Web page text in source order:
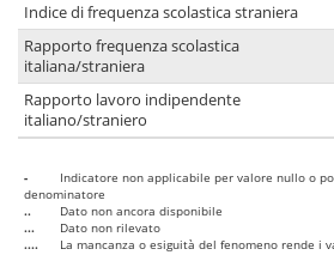
Indice di frequenza scolastica straniera
Rapporto frequenza scolastica
italiana/straniera
Rapporto lavoro indipendente
italiano/straniero
-
Indicatore non applicabile per valore nullo o
denominatore
..
Dato non ancora disponibile
...
Dato non rilevato
....
La mancanza o esiguità del fenomeno rende i